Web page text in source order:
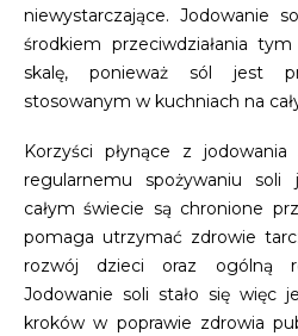
niewystarczające. Jodowanie
środkiem przeciwdziałania
skalę, ponieważ sól jest
stosowanym w kuchniach na
Korzyści płynące z
regularnemu spożywaniu soli
całym świecie są chronione
pomaga utrzymać zdrowie
rozwój dzieci oraz ogólną
Jodowanie soli stało się więc
kroków w poprawie zdrowia